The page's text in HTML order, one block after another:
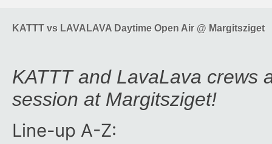
KATTT vs LAVALAVA Daytime Open Air @ Margitsziget
KATTT and LavaLava crews
session at Margitsziget!
Line-up A-Z: